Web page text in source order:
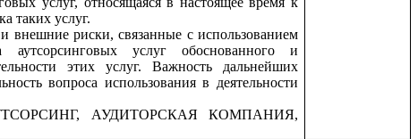
таких услуг.
внешние риски, связанные с использованием
аутсорсинговых услуг обоснованного и
этих услуг. Важность дальнейших
вопроса использования в деятельности
АУДИТОРСКАЯ КОМПАНИЯ,